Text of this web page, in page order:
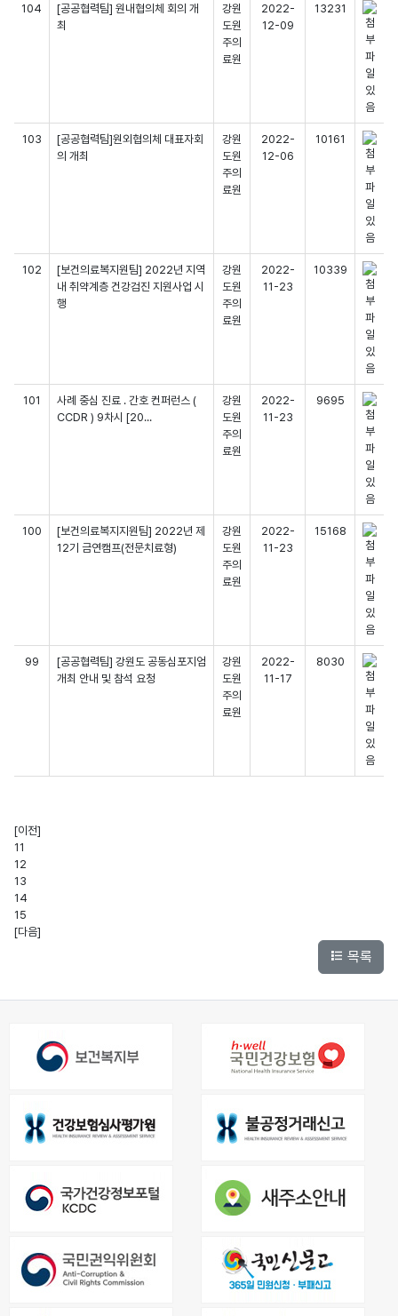
104
[공공협력팀] 원내협의체 회의 개
최
강원
도원
주의
료원
2022-
12-09
13231
103
[공공협력팀]원외협의체 대표자회
의 개최
강원
도원
주의
료원
2022-
12-06
10161
102
[보건의료복지원팀] 2022년 지역
내 취약계층 건강검진 지원사업 시
행
강원
도원
주의
료원
2022-
11-23
10339
101
사례 중심 진료 . 간호 컨퍼런스 (
CCDR ) 9차시 [20...
강원
도원
주의
료원
2022-
11-23
9695
100
[보건의료복지지원팀] 2022년 제
12기 금연캠프(전문치료형)
강원
도원
주의
료원
2022-
11-23
15168
99
[공공협력팀] 강원도 공동심포지엄
개최 안내 및 참석 요청
강원
도원
주의
료원
2022-
11-17
8030
[이전]
11
12
13
14
15
[다음]
목록